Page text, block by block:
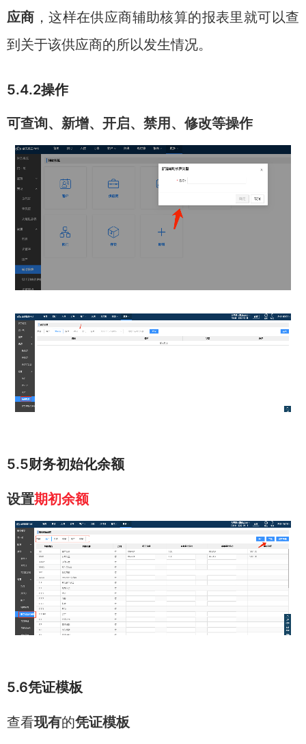
应商 ，这样在供应商辅助核算的报表里就可以查
到关于该供应商的所以发生情况。
5.4.2操作
可查询、新增、开启、禁用、修改等操作
5.5财务初始化余额
设置期初余额
5.6凭证模板
查看现有的凭证模板